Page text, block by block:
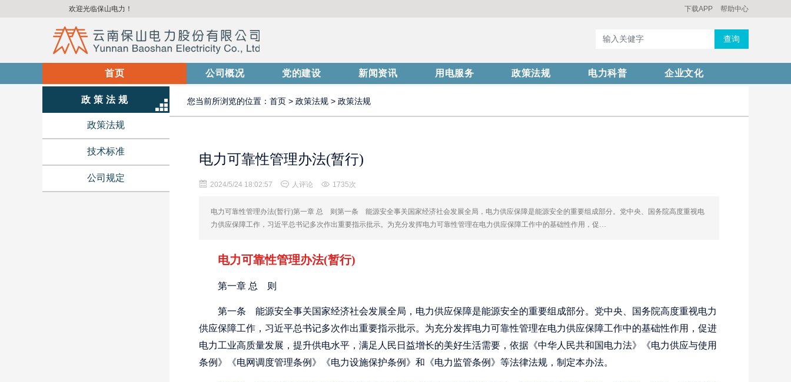
欢迎光临保山电力！ 下载APP 帮助中心
查询
首页 公司概况 党的建设 新闻资讯 用电服务 政策法规 电力科普 企业文化
政策法规
政策法规
技术标准
公司规定
您当前所浏览的位置： 首页 > 政策法规 > 政策法规
电力可靠性管理办法(暂行)
2024/5/24 18:02:57 人评论 1735次
电力可靠性管理办法(暂行)第一章 总 则第一条 能源安全事关国家经济社会发展全局，电力供应保障是能源安全的重要组成部分。党中央、国务院高度重视电
力供应保障工作，习近平总书记多次作出重要指示批示。为充分发挥电力可靠性管理在电力供应保障工作中的基础性作用，促…
电力可靠性管理办法(暂行)
第一章 总 则
第一条 能源安全事关国家经济社会发展全局，电力供应保障是能源安全的重要组成部分。党中央、国务院高度重视电力
供应保障工作，习近平总书记多次作出重要指示批示。为充分发挥电力可靠性管理在电力供应保障工作中的基础性作用，促进
电力工业高质量发展，提升供电水平，满足人民日益增长的美好生活需要，依据《中华人民共和国电力法》《电力供应与使用
条例》《电网调度管理条例》《电力设施保护条例》和《电力监管条例》等法律法规，制定本办法。